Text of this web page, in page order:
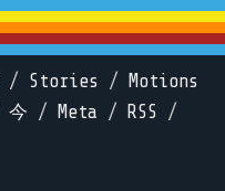
/ Stories /
Motions
今 / Meta / RSS /